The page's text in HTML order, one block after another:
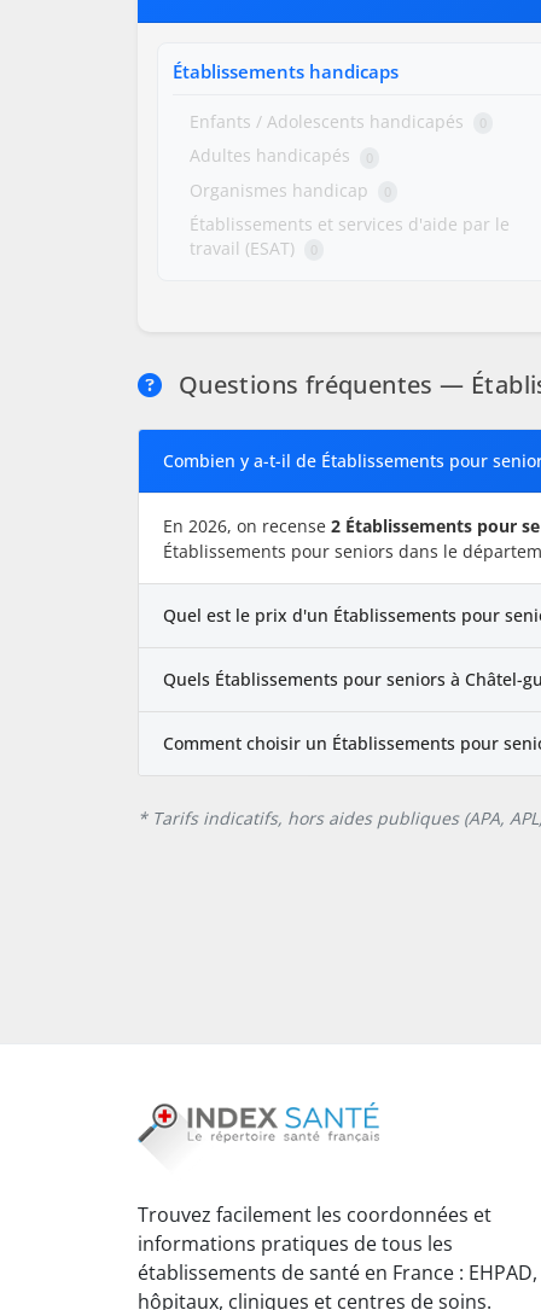
Établissements handicaps
Enfants / Adolescents handicapés 0
Adultes handicapés 0
Organismes handicap 0
Établissements et services d'aide par le
travail (ESAT)
0
Questions fréquentes —
Combien y a-t-il de Établissements pour
En 2026, on recense 2 Établissements pour
Établissements pour seniors dans le
Quel est le prix d'un Établissements pour
Quels Établissements pour seniors à Châtel-
Comment choisir un Établissements pour
* Tarifs indicatifs, hors aides publiques (APA,
Trouvez facilement les coordonnées et
informations pratiques de tous les
établissements de santé en France : EHPAD,
hôpitaux, cliniques et centres de soins.